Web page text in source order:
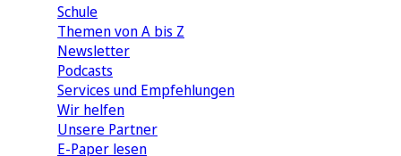
Schule
Themen von A bis Z
Newsletter
Podcasts
Services und Empfehlungen
Wir helfen
Unsere Partner
E-Paper lesen